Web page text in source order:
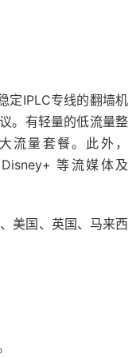
定IPLC专线的翻墙机
。有轻量的低流量整
流量套餐。此外，
等流媒体及
美国、英国、马来西